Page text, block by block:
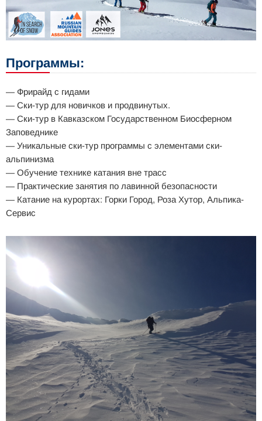
Программы:
— Фрирайд с гидами
— Ски-тур для новичков и продвинутых.
— Ски-тур в Кавказском Государственном Биосферном
Заповеднике
— Уникальные ски-тур программы с элементами ски-
альпинизма
— Обучение технике катания вне траcc
— Практические занятия по лавинной безопасности
— Катание на курортах: Горки Город, Роза Хутор, Альпика-
Сервис